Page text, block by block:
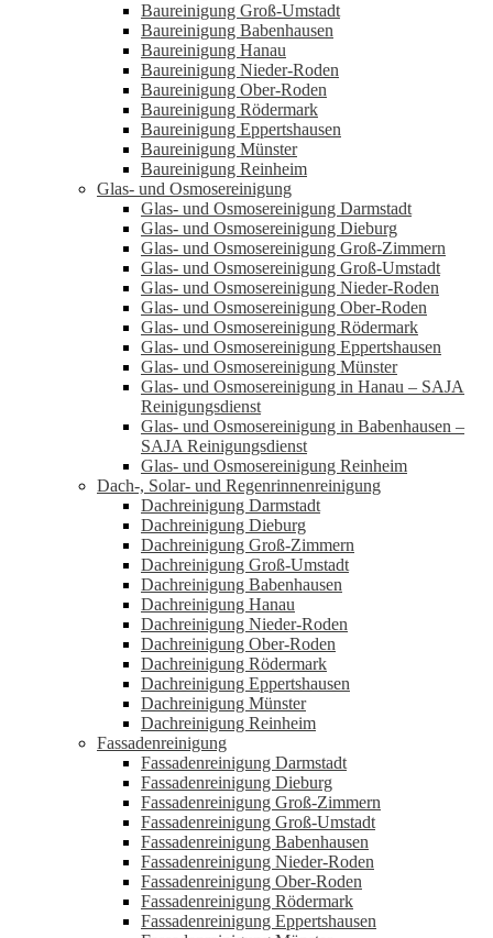
Baureinigung Groß-Umstadt
Baureinigung Babenhausen
Baureinigung Hanau
Baureinigung Nieder-Roden
Baureinigung Ober-Roden
Baureinigung Rödermark
Baureinigung Eppertshausen
Baureinigung Münster
Baureinigung Reinheim
Glas- und Osmosereinigung
Glas- und Osmosereinigung Darmstadt
Glas- und Osmosereinigung Dieburg
Glas- und Osmosereinigung Groß-Zimmern
Glas- und Osmosereinigung Groß-Umstadt
Glas- und Osmosereinigung Nieder-Roden
Glas- und Osmosereinigung Ober-Roden
Glas- und Osmosereinigung Rödermark
Glas- und Osmosereinigung Eppertshausen
Glas- und Osmosereinigung Münster
Glas- und Osmosereinigung in Hanau – SAJA
Reinigungsdienst
Glas- und Osmosereinigung in Babenhausen –
SAJA Reinigungsdienst
Glas- und Osmosereinigung Reinheim
Dach-, Solar- und Regenrinnenreinigung
Dachreinigung Darmstadt
Dachreinigung Dieburg
Dachreinigung Groß-Zimmern
Dachreinigung Groß-Umstadt
Dachreinigung Babenhausen
Dachreinigung Hanau
Dachreinigung Nieder-Roden
Dachreinigung Ober-Roden
Dachreinigung Rödermark
Dachreinigung Eppertshausen
Dachreinigung Münster
Dachreinigung Reinheim
Fassadenreinigung
Fassadenreinigung Darmstadt
Fassadenreinigung Dieburg
Fassadenreinigung Groß-Zimmern
Fassadenreinigung Groß-Umstadt
Fassadenreinigung Babenhausen
Fassadenreinigung Nieder-Roden
Fassadenreinigung Ober-Roden
Fassadenreinigung Rödermark
Fassadenreinigung Eppertshausen